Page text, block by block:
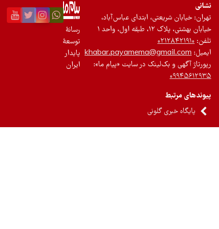
خیابان شریعتی، ابتدای عباس‌آباد،
بهشتی، پلاک ۱۲، طبقه اول، واحد ۱
۰۲۱۲۸۴۲۱۹۱۰
khabar.payamema@gmail.com
آگهی و بک‌لینک در سایت «پیام ما»:
مرتبط
پایگاه خبری گلونی
توسعۀ
پایدار
ایران